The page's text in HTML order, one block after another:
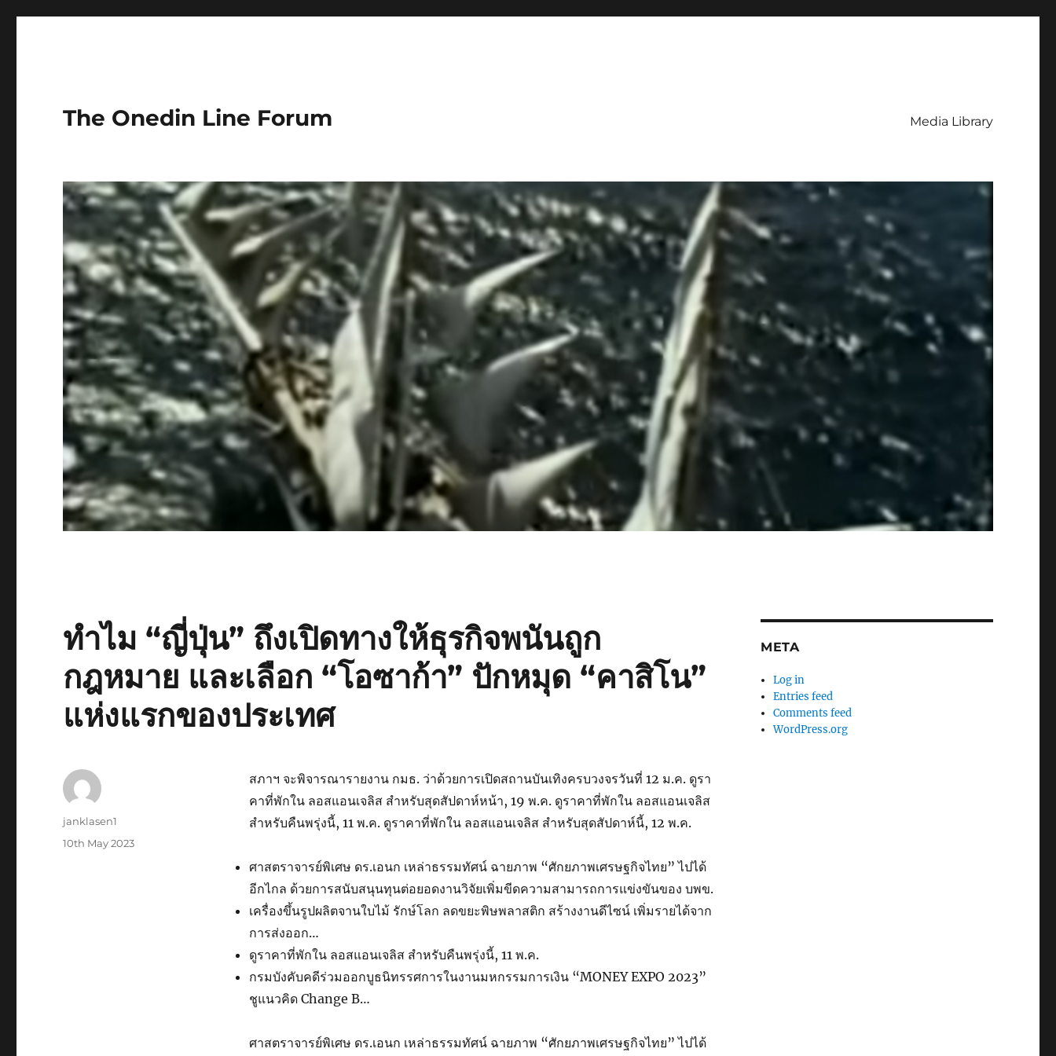
The Onedin Line Forum Media Library
ทำไม “ญี่ปุ่น” ถึงเปิดทางให้ธุรกิจพนันถูก
กฎหมาย และเลือก “โอซาก้า” ปักหมุด “คาสิโน”
แห่งแรกของประเทศ
สภาฯ จะพิจารณารายงาน กมธ. ว่าด้วยการเปิดสถานบันเทิงครบวงจรวันที่ 12 ม.ค. ดูรา
คาที่พักใน ลอสแอนเจลิส สำหรับสุดสัปดาห์หน้า, 19 พ.ค. ดูราคาที่พักใน ลอสแอนเจลิส
สำหรับคืนพรุ่งนี้, 11 พ.ค. ดูราคาที่พักใน ลอสแอนเจลิส สำหรับสุดสัปดาห์นี้, 12 พ.ค.
ศาสตราจารย์พิเศษ ดร.เอนก เหล่าธรรมทัศน์ ฉายภาพ “ศักยภาพเศรษฐกิจไทย” ไปได้
อีกไกล ด้วยการสนับสนุนทุนต่อยอดงานวิจัยเพิ่มขีดความสามารถการแข่งขันของ บพข.
เครื่องขึ้นรูปผลิตจานใบไม้ รักษ์โลก ลดขยะพิษพลาสติก สร้างงานดีไซน์ เพิ่มรายได้จาก
การส่งออก…
ดูราคาที่พักใน ลอสแอนเจลิส สำหรับคืนพรุ่งนี้, 11 พ.ค.
กรมบังคับคดีร่วมออกบูธนิทรรศการในงานมหกรรมการเงิน “MONEY EXPO 2023”
ชูแนวคิด Change B…
ศาสตราจารย์พิเศษ ดร.เอนก เหล่าธรรมทัศน์ ฉายภาพ “ศักยภาพเศรษฐกิจไทย” ไปได้
Author
janklasen1
Posted
10th May 2023
META
Log in
Entries feed
Comments feed
WordPress.org